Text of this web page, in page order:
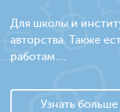
Для школы и
авторства. Также
работам....
Узнать больше